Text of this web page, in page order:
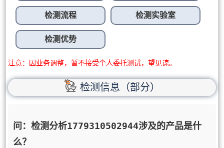
检测流程 检测实验室
检测优势
注意：因业务调整，暂不接受个人委托测试，望见谅。
检测信息（部分）
问：检测分析1779310502944涉及的产品是什
么？